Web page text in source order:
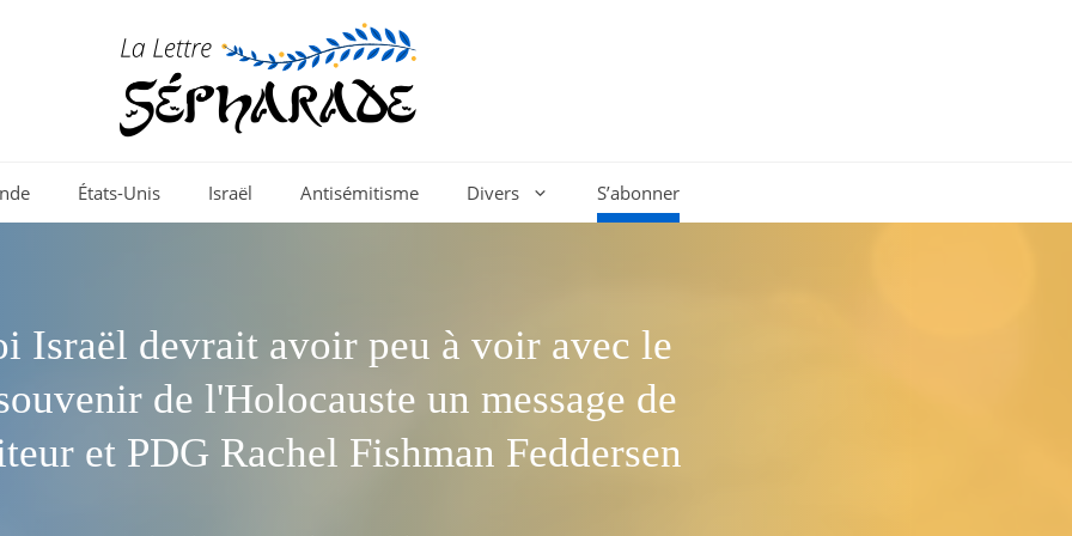
États-Unis Israël Antisémitisme Divers S’abonner
Israël devrait avoir peu à voir avec le
de l'Holocauste un message de
et PDG Rachel Fishman Feddersen